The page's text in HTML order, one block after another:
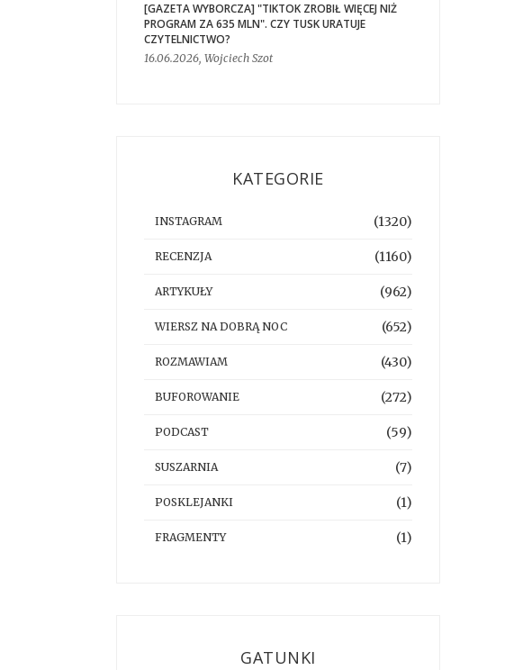
[GAZETA WYBORCZA] "TIKTOK ZROBIŁ WIĘCEJ NIŻ
PROGRAM ZA 635 MLN". CZY TUSK URATUJE
CZYTELNICTWO?
16.06.2026, Wojciech Szot
KATEGORIE
INSTAGRAM (1320)
RECENZJA (1160)
ARTYKUŁY (962)
WIERSZ NA DOBRĄ NOC (652)
ROZMAWIAM (430)
BUFOROWANIE (272)
PODCAST (59)
SUSZARNIA (7)
POSKLEJANKI (1)
FRAGMENTY (1)
GATUNKI